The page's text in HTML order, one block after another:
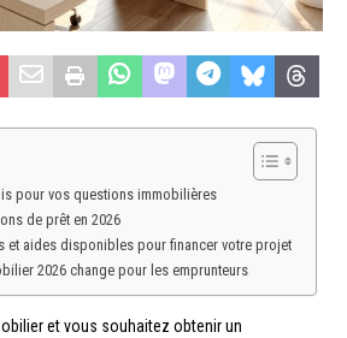
pour vos questions immobilières
de prêt en 2026
et aides disponibles pour financer votre projet
2026 change pour les emprunteurs
et vous souhaitez obtenir un